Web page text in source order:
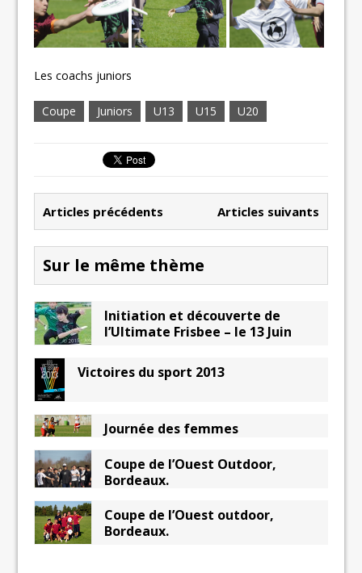
Les coachs juniors
Coupe Juniors U13 U15 U20
Articles précédents Articles suivants
Sur le même thème
Initiation et découverte de
l’Ultimate Frisbee – le 13 Juin
Victoires du sport 2013
Journée des femmes
Coupe de l’Ouest Outdoor,
Bordeaux.
Coupe de l’Ouest outdoor,
Bordeaux.